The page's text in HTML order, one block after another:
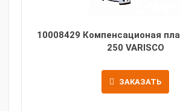
10008429 Компенсационая
250 VARISCO
ЗАКАЗАТЬ